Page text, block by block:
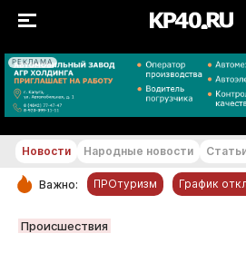
РЕКЛАМА
РУБРИКИ
Новости Народные новости
Важно: ПРОтуризм График
Происшествия